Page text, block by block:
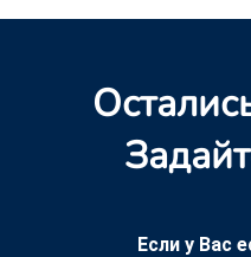
Если у Вас